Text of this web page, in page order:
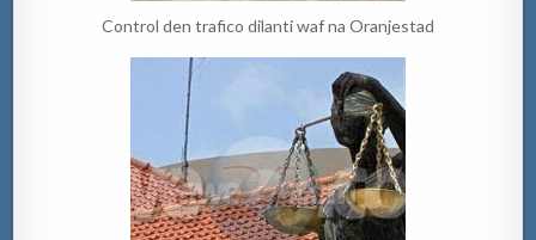
Control den trafico dilanti waf na Oranjestad